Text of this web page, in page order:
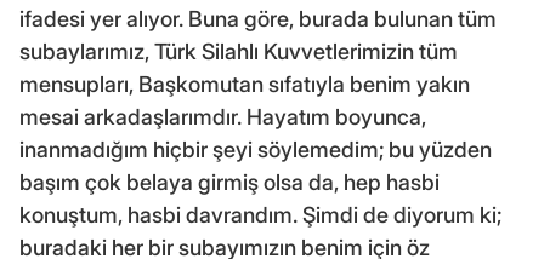
ifadesi yer alıyor. Buna göre, burada bulunan tüm
subaylarımız, Türk Silahlı Kuvvetlerimizin tüm
mensupları, Başkomutan sıfatıyla benim yakın
mesai arkadaşlarımdır. Hayatım boyunca,
inanmadığım hiçbir şeyi söylemedim; bu yüzden
başım çok belaya girmiş olsa da, hep hasbi
konuştum, hasbi davrandım. Şimdi de diyorum ki;
buradaki her bir subayımızın benim için öz